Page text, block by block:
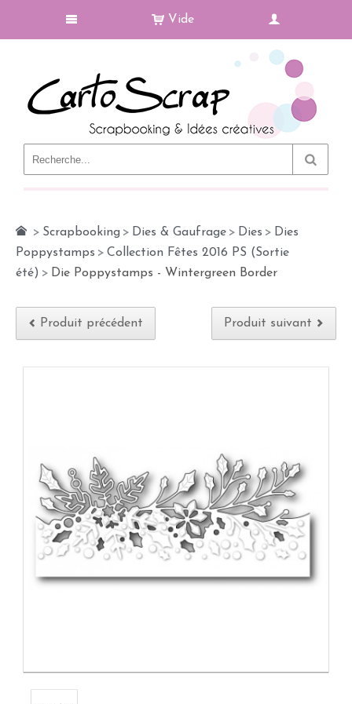
Vide
> Scrapbooking > Dies & Gaufrage > Dies > Dies
Poppystamps > Collection Fêtes 2016 PS (Sortie
été) > Die Poppystamps - Wintergreen Border
Produit précédent Produit suivant